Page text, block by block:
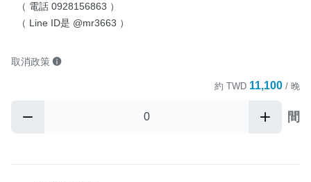
  （ Line ID是 @mr3663 ）
取消政策
約 TWD 11,100 / 晚
間